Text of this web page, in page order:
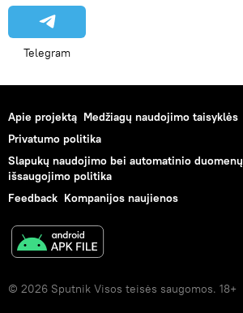
Telegram
Apie projektą Medžiagų naudojimo taisyklės
Privatumo politika
Slapukų naudojimo bei automatinio duomenų
išsaugojimo politika
Feedback Kompanijos naujienos
© 2026 Sputnik Visos teisės saugomos. 18+